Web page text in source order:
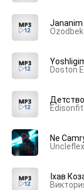
Jananim
Doston
Edisonfit
Ne
Їхав